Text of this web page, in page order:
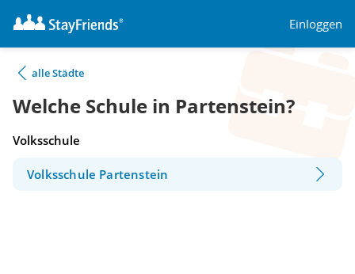
Einloggen
alle Städte
Welche Schule in Partenstein?
Volksschule
Volksschule Partenstein